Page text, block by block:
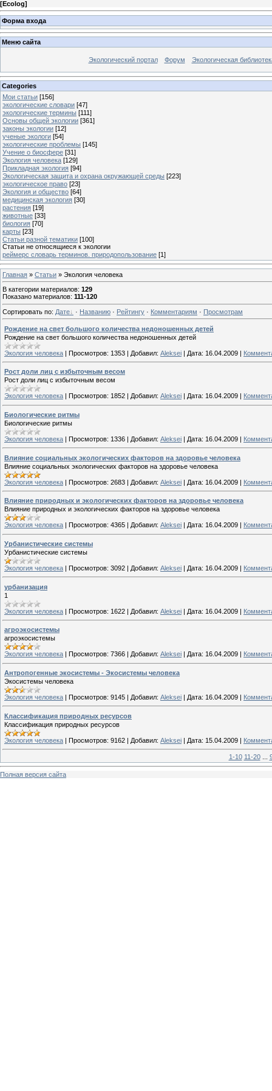
[Ecolog]
Форма входа
Меню сайта
Экологический портал Форум Экологическая
Categories
Мои статьи [156]
экологические словари [47]
экологические термины [111]
Основы общей экологии [361]
законы экологии [12]
ученые экологи [54]
экологические проблемы [145]
Учение о биосфере [31]
Экология человека [129]
Прикладная экология [94]
Экологическая защита и охрана окружающей среды [223]
экологическое право [23]
Экология и общество [64]
медицинская экология [30]
растения [19]
животные [33]
биология [70]
карты [23]
Статьи разной тематики [100]
Статьи не относящиеся к экологии
реймерс словарь терминов. природопользование [1]
Главная » Статьи » Экология человека
В категории материалов: 129
Показано материалов: 111-120
Сортировать по: Дате · Названию · Рейтингу · Комментариям · Просмотрам
Рождение на свет большого количества недоношенных детей
Рождение на свет большого количества недоношенных детей
Экология человека | Просмотров: 1353 | Добавил: Aleksei | Дата: 16.04.2009 |
Рост доли лиц с избыточным весом
Рост доли лиц с избыточным весом
Экология человека Просмотров: 1852 Добавил: Aleksei Дата: 16.04.2009
Биологические ритмы
Биологические ритмы
Экология человека | Просмотров: 1336 | Добавил: Aleksei | Дата: 16.04.2009 |
Влияние социальных экологических факторов на здоровье человека
Влияние социальных экологических факторов на здоровье человека
Экология человека | Просмотров: 2683 | Добавил: Aleksei | Дата: 16.04.2009 |
Влияние природных и экологических факторов на здоровье человека
Влияние природных и экологических факторов на здоровье человека
Экология человека Просмотров: 4365 Добавил: Aleksei Дата: 16.04.2009
Урбанистические системы
Урбанистические системы
Экология человека | Просмотров: 3092 | Добавил: Aleksei | Дата: 16.04.2009 |
урбанизация
1
Экология человека | Просмотров: 1622 | Добавил: Aleksei | Дата: 16.04.2009 |
агроэкосистемы
агроэкосистемы
Экология человека | Просмотров: 7366 | Добавил: Aleksei | Дата: 16.04.2009 |
Антропогенные экосистемы - Экосистемы человека
Экосистемы человека
Экология человека | Просмотров: 9145 | Добавил: Aleksei | Дата: 16.04.2009 |
Классификация природных ресурсов
Классификация природных ресурсов
Экология человека | Просмотров: 9162 | Добавил: Aleksei | Дата: 15.04.2009 |
1-10 11-20
Полная версия сайта